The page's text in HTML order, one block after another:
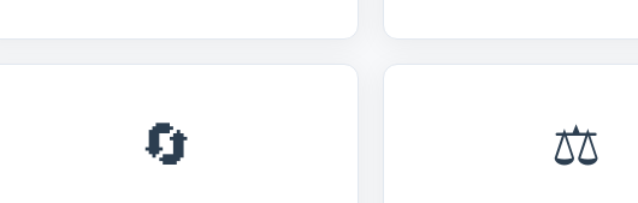
🔄 ⚖️